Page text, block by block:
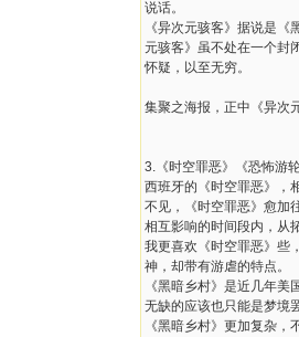
说话。
《异次元骇客》据说是
元骇客》虽不处在一个封
怀疑，以至无穷。
集聚之海报，正中《异次
3.《时空罪恶》《恐怖游
西班牙的《时空罪恶》，
不见，《时空罪恶》愈加
相互影响的时间段内，从
我更喜欢《时空罪恶》些
神，却带有游虐的特点。
《黑暗乡村》是近几年
无缺的应该也只能是梦境
《黑暗乡村》更加复杂